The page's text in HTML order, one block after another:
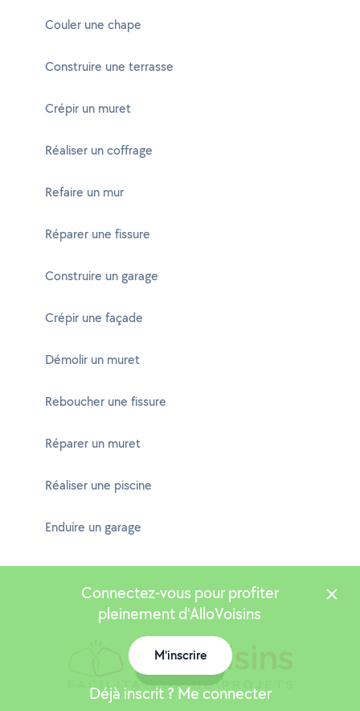
Couler une chape
Construire une terrasse
Crépir un muret
Réaliser un coffrage
Refaire un mur
Réparer une fissure
Construire un garage
Crépir une façade
Démolir un muret
Reboucher une fissure
Réparer un muret
Réaliser une piscine
Enduire un garage
Connectez-vous pour profiter
pleinement d'AlloVoisins
M'inscrire
Déjà inscrit ? Me connecter